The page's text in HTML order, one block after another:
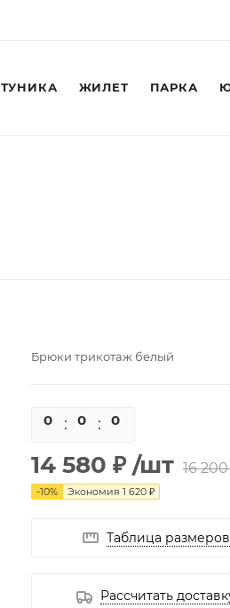
ТУНИКА ЖИЛЕТ ПАРКА
Брюки трикотаж белый
0 0 0
14 580 ₽ /шт 16
-10% Экономия 1 620 ₽
Таблица размеров
Рассчитать